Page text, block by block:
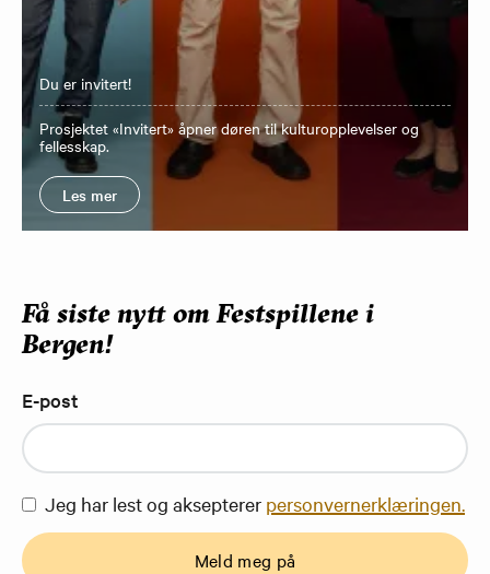
Du er invitert!
Prosjektet «Invitert» åpner døren til kulturopplevelser og
fellesskap.
Les mer
Få siste nytt om Festspillene i
Bergen!
E-post
Jeg har lest og aksepterer personvernerklæringen.
Meld meg på